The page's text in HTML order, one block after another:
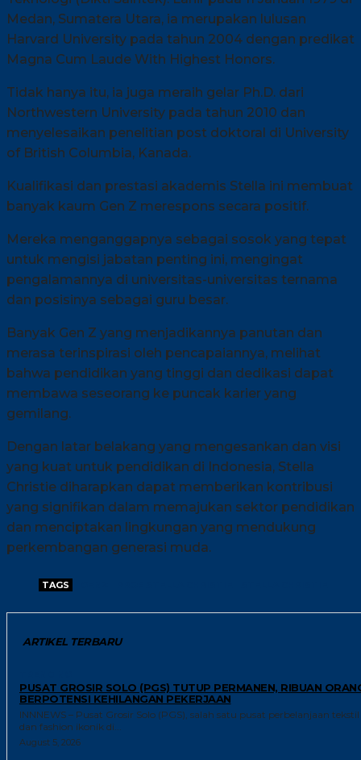
Medan, Sumatera Utara, ia merupakan lulusan
Harvard University pada tahun 2004 dengan predikat
Magna Cum Laude With Highest Honors.
Tidak hanya itu, ia juga meraih gelar Ph.D. dari
Northwestern University pada tahun 2010 dan
menyelesaikan penelitian post doktoral di University
of British Columbia, Kanada.
Kualifikasi dan prestasi akademis Stella ini membuat
banyak kaum Gen Z merespons secara positif.
Mereka menganggapnya sebagai sosok yang tepat
untuk mengisi jabatan penting ini, mengingat
pengalamannya di universitas-universitas ternama
dan posisinya sebagai guru besar.
Banyak Gen Z yang menjadikannya panutan dan
merasa terinspirasi oleh pencapaiannya, melihat
bahwa pendidikan yang tinggi dan dedikasi dapat
membawa seseorang ke puncak karier yang
gemilang.
Dengan latar belakang yang mengesankan dan visi
yang kuat untuk pendidikan di Indonesia, Stella
Christie diharapkan dapat memberikan kontribusi
yang signifikan dalam memajukan sektor pendidikan
dan menciptakan lingkungan yang mendukung
perkembangan generasi muda.
TAGS
ARTIKEL TERBARU
PUSAT GROSIR SOLO (PGS) TUTUP PERMANEN, RIBUAN
BERPOTENSI KEHILANGAN PEKERJAAN
INNNEWS – Pusat Grosir Solo (PGS), salah satu pusat perbelanjaan tekstil
dan fashion ikonik di...
August 5, 2026